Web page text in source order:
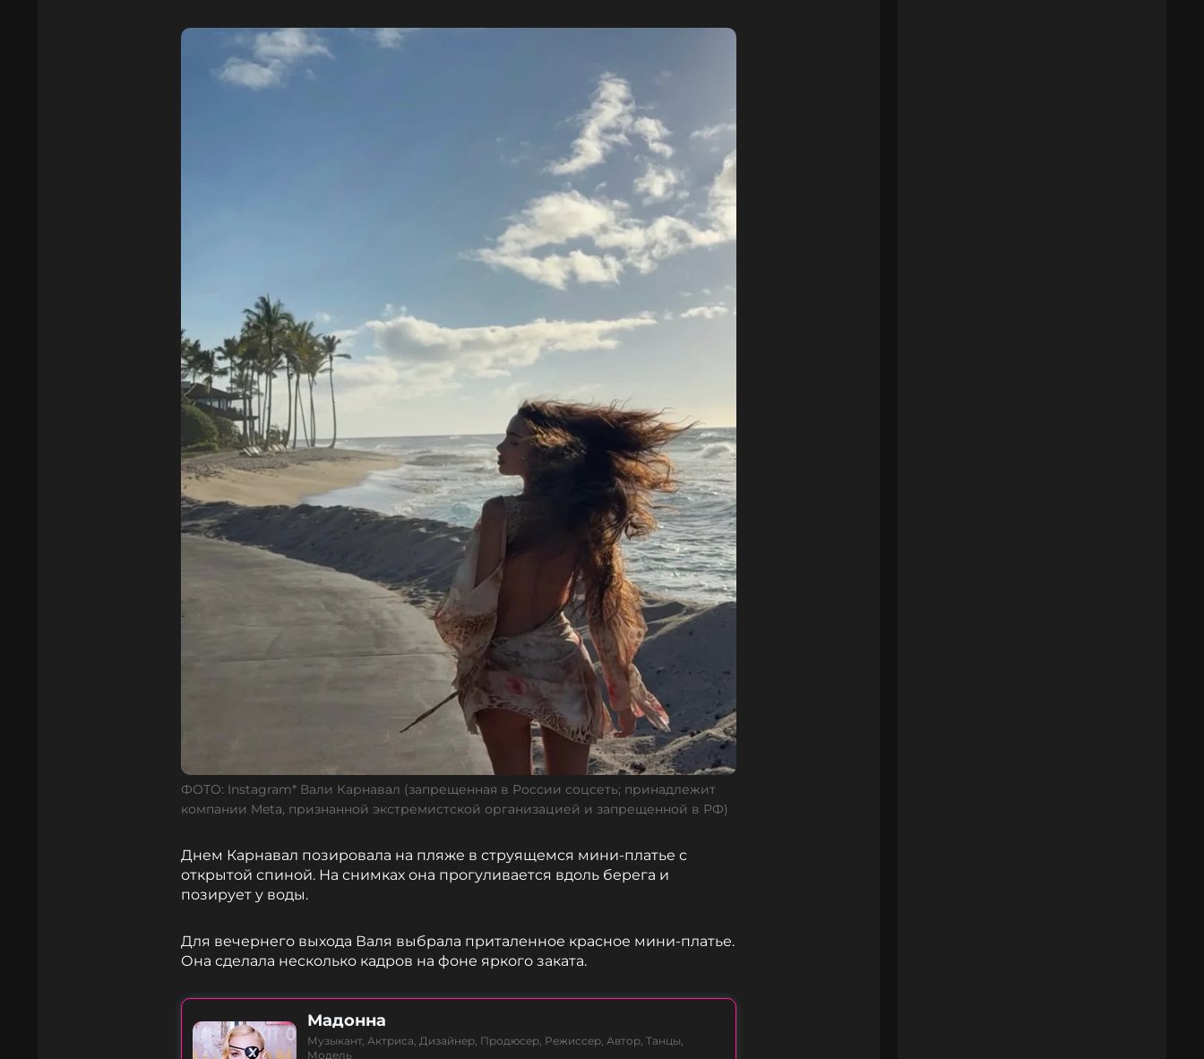
ФОТО: Instagram* Вали Карнавал (запрещенная в России соцсеть; принадлежит
компании Meta, признанной экстремистской организацией и запрещенной в РФ)
Днем Карнавал позировала на пляже в струящемся мини-платье с
открытой спиной. На снимках она прогуливается вдоль берега и
позирует у воды.
Для вечернего выхода Валя выбрала приталенное красное мини-платье.
Она сделала несколько кадров на фоне яркого заката.
Мадонна
Музыкант, Актриса, Дизайнер, Продюсер, Режиссер, Автор, Танцы,
Модель